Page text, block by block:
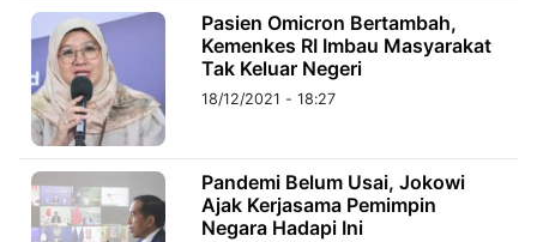
Kabarbaru.co
2026
Pasien Omicron Bertambah,
Kemenkes RI Imbau Masyarakat
Tak Keluar Negeri
18/12/2021 - 18:27
Pandemi Belum Usai, Jokowi
Ajak Kerjasama Pemimpin
Negara Hadapi Ini